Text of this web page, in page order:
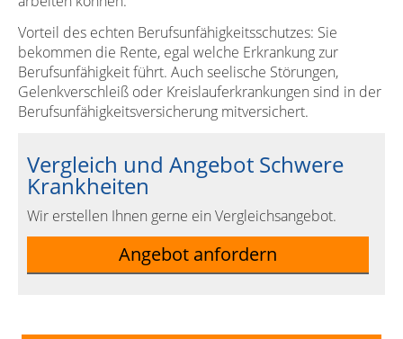
Vorteil des echten Berufsunfähigkeitsschutzes: Sie
bekommen die Rente, egal welche Erkrankung zur
Berufsunfähigkeit führt. Auch seelische Störungen,
Gelenkverschleiß oder Kreislauferkrankungen sind in der
Berufsunfähigkeitsversicherung mitversichert.
Vergleich und Angebot Schwere
Krankheiten
Wir erstellen Ihnen gerne ein Vergleichsangebot.
Angebot anfordern